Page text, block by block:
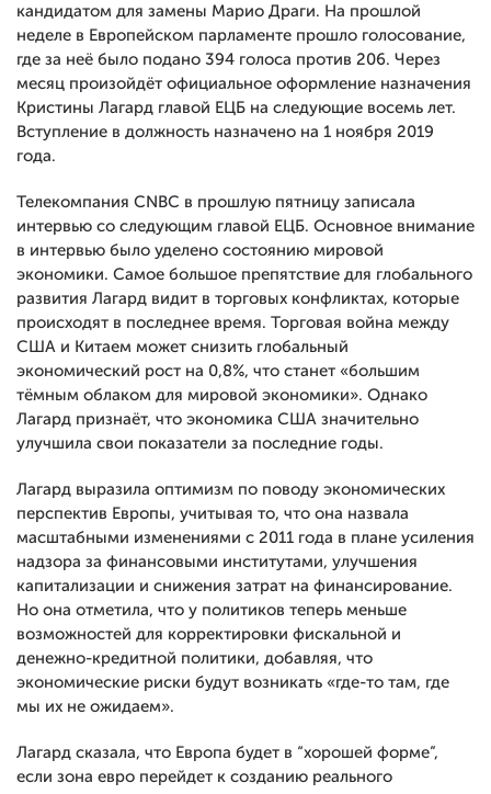
кандидатом для замены Марио Драги. На прошлой
неделе в Европейском парламенте прошло голосование,
где за неё было подано 394 голоса против 206. Через
месяц произойдёт официальное оформление назначения
Кристины Лагард главой ЕЦБ на следующие восемь лет.
Вступление в должность назначено на 1 ноября 2019
года.
Телекомпания CNBC в прошлую пятницу записала
интервью со следующим главой ЕЦБ. Основное внимание
в интервью было уделено состоянию мировой
экономики. Самое большое препятствие для глобального
развития Лагард видит в торговых конфликтах, которые
происходят в последнее время. Торговая война между
США и Китаем может снизить глобальный
экономический рост на 0,8%, что станет «большим
тёмным облаком для мировой экономики». Однако
Лагард признаёт, что экономика США значительно
улучшила свои показатели за последние годы.
Лагард выразила оптимизм по поводу экономических
перспектив Европы, учитывая то, что она назвала
масштабными изменениями с 2011 года в плане усиления
надзора за финансовыми институтами, улучшения
капитализации и снижения затрат на финансирование.
Но она отметила, что у политиков теперь меньше
возможностей для корректировки фискальной и
денежно-кредитной политики, добавляя, что
экономические риски будут возникать «где-то там, где
мы их не ожидаем».
Лагард сказала, что Европа будет в “хорошей форме”,
если зона евро перейдет к созданию реального